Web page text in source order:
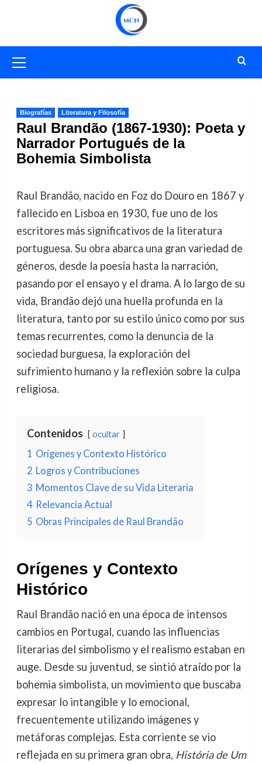
primario
Biografías Literatura y Filosofía
Raul Brandão (1867-1930): Poeta y
Narrador Portugués de la
Bohemia Simbolista
Raul Brandão, nacido en Foz do Douro en 1867 y
fallecido en Lisboa en 1930, fue uno de los
escritores más significativos de la literatura
portuguesa. Su obra abarca una gran variedad de
géneros, desde la poesía hasta la narración,
pasando por el ensayo y el drama. A lo largo de su
vida, Brandão dejó una huella profunda en la
literatura, tanto por su estilo único como por sus
temas recurrentes, como la denuncia de la
sociedad burguesa, la exploración del
sufrimiento humano y la reflexión sobre la culpa
religiosa.
Contenidos ocultar
1 Orígenes y Contexto Histórico
2 Logros y Contribuciones
3 Momentos Clave de su Vida Literaria
4 Relevancia Actual
5 Obras Principales de Raul Brandão
Orígenes y Contexto
Histórico
Raul Brandão nació en una época de intensos
cambios en Portugal, cuando las influencias
literarias del simbolismo y el realismo estaban en
auge. Desde su juventud, se sintió atraído por la
bohemia simbolista, un movimiento que buscaba
expresar lo intangible y lo emocional,
frecuentemente utilizando imágenes y
metáforas complejas. Esta corriente se vio
reflejada en su primera gran obra, História de Um